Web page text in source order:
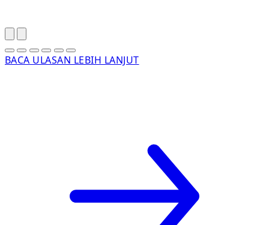
BACA ULASAN LEBIH LANJUT